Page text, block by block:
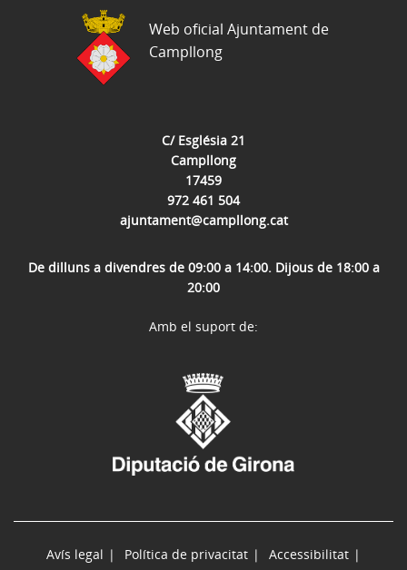
C/ Església 21
Campllong
17459
972 461 504
ajuntament@campllong.cat
De dilluns a divendres de 09:00 a 14:00. Dijous de 18:00 a
20:00
Web oficial Ajuntament de
Campllong
Avís legal Política de privacitat Accessibilitat
Amb el suport de: